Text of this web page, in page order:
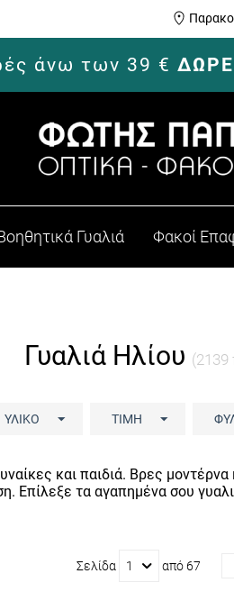
άνω των 39 €
Γυαλιά Φακοί
Γυαλιά Ηλίου (2139
ΥΛΙΚΌ ΤΙΜΉ
και παιδιά. Βρες
Επίλεξε τα αγαπημένα σου
Σελίδα 1 από67